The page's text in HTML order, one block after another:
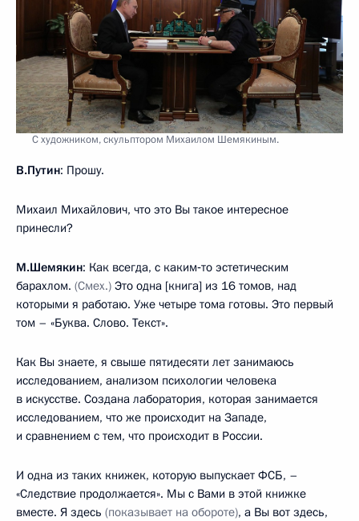
С художником, скульптором Михаилом Шемякиным.
В.Путин: Прошу.
Михаил Михайлович, что это Вы такое интересное
принесли?
М.Шемякин: Как всегда, с каким‑то эстетическим
барахлом. (Смех.) Это одна [книга] из 16 томов, над
которыми я работаю. Уже четыре тома готовы. Это первый
том – «Буква. Слово. Текст».
Как Вы знаете, я свыше пятидесяти лет занимаюсь
исследованием, анализом психологии человека
в искусстве. Создана лаборатория, которая занимается
исследованием, что же происходит на Западе,
и сравнением с тем, что происходит в России.
И одна из таких книжек, которую выпускает ФСБ, –
«Следствие продолжается». Мы с Вами в этой книжке
вместе. Я здесь (показывает на обороте), а Вы вот здесь,